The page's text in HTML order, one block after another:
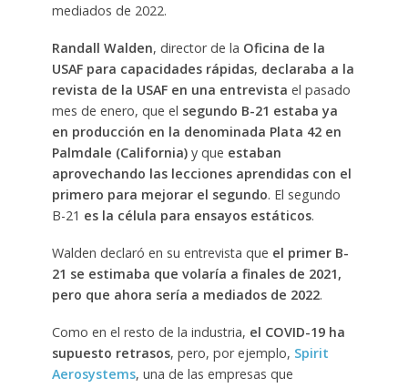
mediados de 2022.
Randall Walden, director de la Oficina de la
USAF para capacidades rápidas, declaraba a la
revista de la USAF en una entrevista el pasado
mes de enero, que el segundo B-21 estaba ya
en producción en la denominada Plata 42 en
Palmdale (California)y que estaban
aprovechando las lecciones aprendidas con el
primero para mejorar el segundo. El segundo
B-21 es la célula para ensayos estáticos.
Walden declaró en su entrevista que el primer B-
21 se estimaba que volaría a finales de 2021,
pero que ahora sería a mediados de 2022.
Como en el resto de la industria, el COVID-19 ha
supuesto retrasos, pero, por ejemplo, Spirit
Aerosystems, una de las empresas que